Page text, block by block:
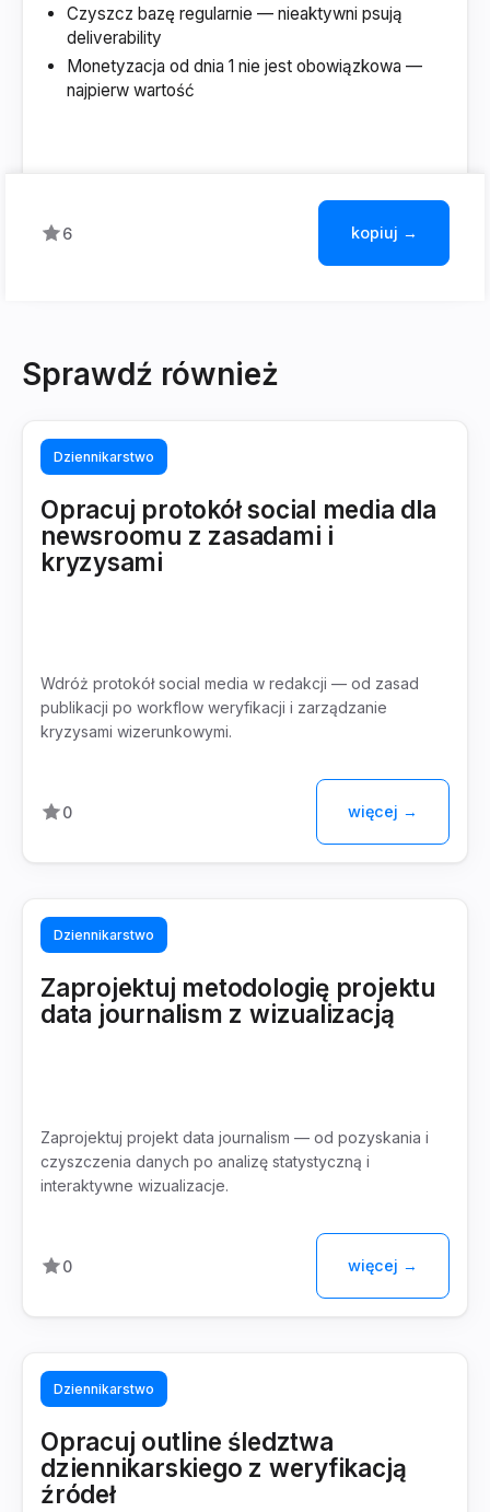
Czyszcz bazę regularnie — nieaktywni psują
deliverability
Monetyzacja od dnia 1 nie jest obowiązkowa —
najpierw wartość
6 kopiuj →
Sprawdź również
Dziennikarstwo
Opracuj protokół social media dla
newsroomu z zasadami i
kryzysami
Wdróż protokół social media w redakcji — od zasad
publikacji po workflow weryfikacji i zarządzanie
kryzysami wizerunkowymi.
0 więcej →
Dziennikarstwo
Zaprojektuj metodologię projektu
data journalism z wizualizacją
Zaprojektuj projekt data journalism — od pozyskania i
czyszczenia danych po analizę statystyczną i
interaktywne wizualizacje.
0 więcej →
Dziennikarstwo
Opracuj outline śledztwa
dziennikarskiego z weryfikacją
źródeł